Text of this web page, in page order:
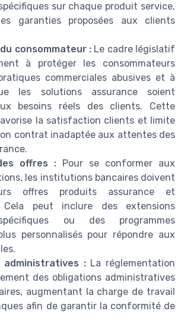
sur chaque produit service,
garanties proposées aux clients
consommateur : Le cadre législatif
à protéger les consommateurs
commerciales abusives et à
les solutions assurance soient
besoins réels des clients. Cette
la satisfaction clients et limite
contrat inadaptée aux attentes des
offres : Pour se conformer aux
les institutions bancaires doivent
offres produits assurance et
Cela peut inclure des extensions
ou des programmes
personnalisés pour répondre aux
administratives :La réglementation
des obligations administratives
augmentant la charge de travail
afin de garantir la conformité de